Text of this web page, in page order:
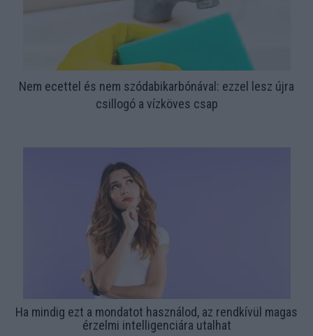
Nem ecettel és nem szódabikarbónával: ezzel lesz újra
csillogó a vízköves csap
Ha mindig ezt a mondatot használod, az rendkívül magas
érzelmi intelligenciára utalhat